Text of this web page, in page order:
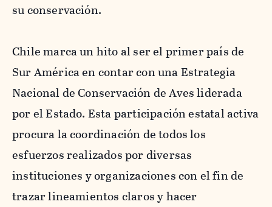
su conservación.
Chile marca un hito al ser el primer país de
Sur América en contar con una Estrategia
Nacional de Conservación de Aves liderada
por el Estado. Esta participación estatal activa
procura la coordinación de todos los
esfuerzos realizados por diversas
instituciones y organizaciones con el fin de
trazar lineamientos claros y hacer